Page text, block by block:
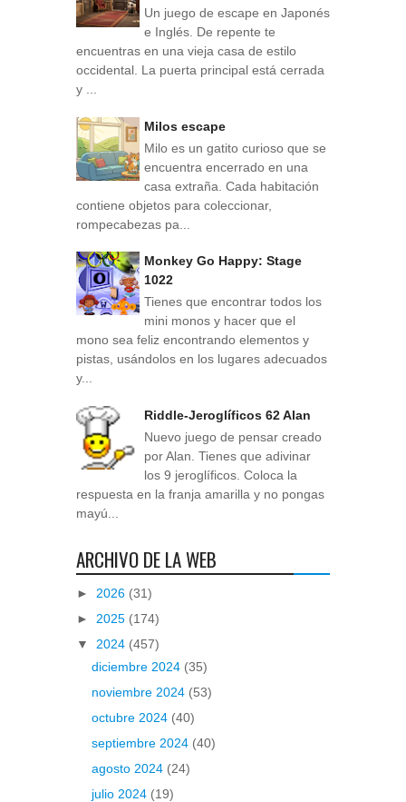
Un juego de escape en Japonés
e Inglés. De repente te
encuentras en una vieja casa de estilo
occidental. La puerta principal está cerrada
y ...
Milos escape
Milo es un gatito curioso que se
encuentra encerrado en una
casa extraña. Cada habitación
contiene objetos para coleccionar,
rompecabezas pa...
Monkey Go Happy: Stage
1022
Tienes que encontrar todos los
mini monos y hacer que el
mono sea feliz encontrando elementos y
pistas, usándolos en los lugares adecuados
y...
Riddle-Jeroglíficos 62 Alan
Nuevo juego de pensar creado
por Alan. Tienes que adivinar
los 9 jeroglíficos. Coloca la
respuesta en la franja amarilla y no pongas
mayú...
ARCHIVO DE LA WEB
► 2026 (31)
► 2025 (174)
▼ 2024 (457)
diciembre 2024 (35)
noviembre 2024 (53)
octubre 2024 (40)
septiembre 2024 (40)
agosto 2024 (24)
julio 2024 (19)